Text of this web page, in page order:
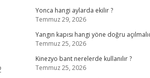
Yonca hangi aylarda ekilir ?
Temmuz 29, 2026
Yangın kapısı hangi yöne doğru
Temmuz 25, 2026
Kinezyo bant nerelerde kullanılır ?
Temmuz 25, 2026